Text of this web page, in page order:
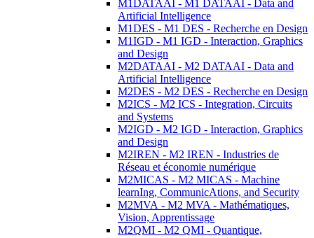
M1DATAAI - M1 DATAAI - Data and
Artificial Intelligence
M1DES - M1 DES - Recherche en Design
M1IGD - M1 IGD - Interaction, Graphics
and Design
M2DATAAI - M2 DATAAI - Data and
Artificial Intelligence
M2DES - M2 DES - Recherche en Design
M2ICS - M2 ICS - Integration, Circuits
and Systems
M2IGD - M2 IGD - Interaction, Graphics
and Design
M2IREN - M2 IREN - Industries de
Réseau et économie numérique
M2MICAS - M2 MICAS - Machine
learnIng, CommunicAtions, and Security
M2MVA - M2 MVA - Mathématiques,
Vision, Apprentissage
M2QMI - M2 QMI - Quantique,